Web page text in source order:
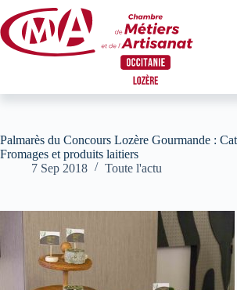
au
contenu
Palmarès du Concours Lozère Gourmande :
Fromages et produits laitiers
7 Sep 2018
Toute l'actu